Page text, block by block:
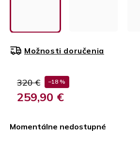
320 € –18 %
259,90 €
Momentálne nedostupné
Možnosti doručenia